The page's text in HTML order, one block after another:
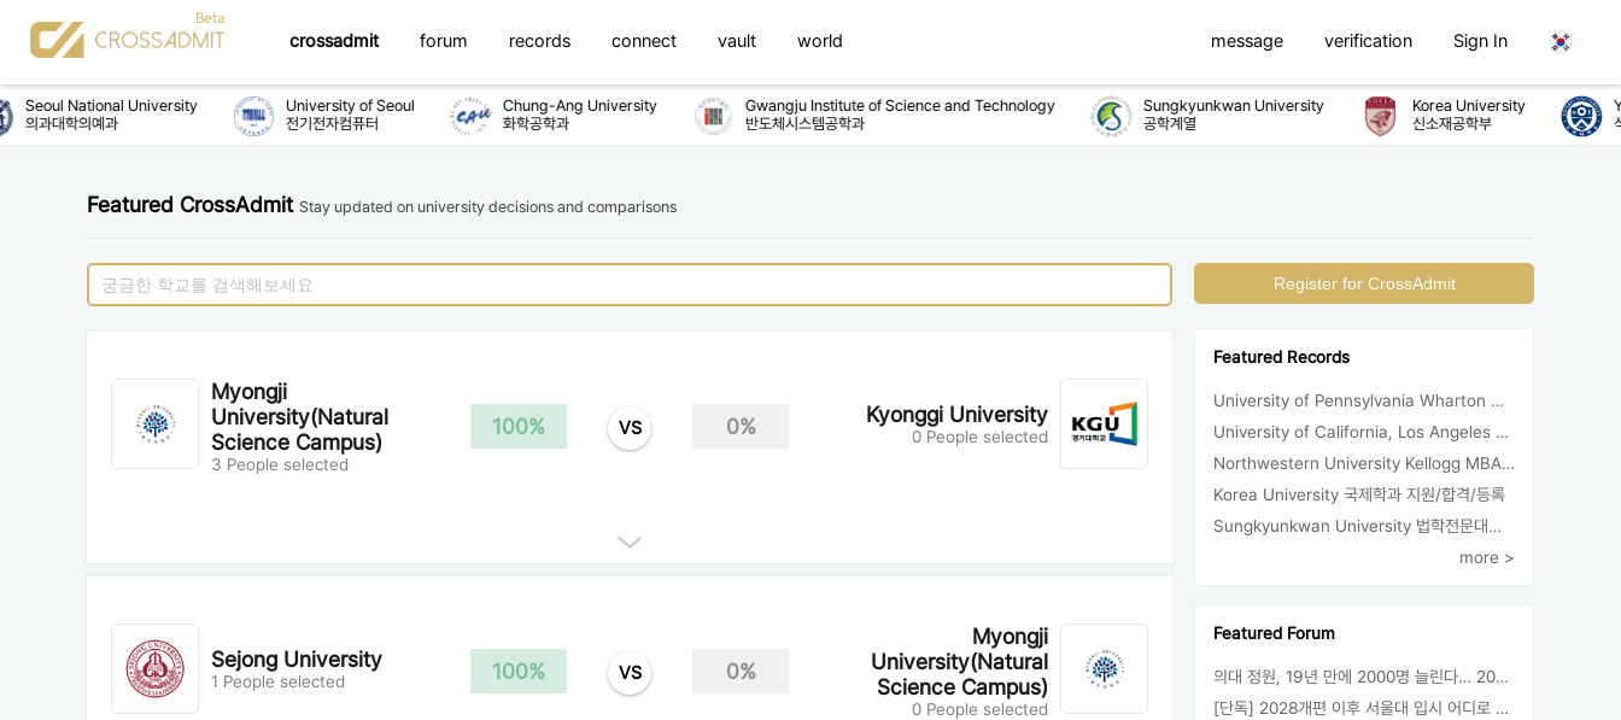
crossadmit forum records connect vault world message verification Sign In
Seoul National University
의과대학의예과
University of Seoul
전기전자컴퓨터
Chung-Ang University
화학공학과
Gwangju Institute of Science and Technology
반도체시스템공학과
Sungkyunkwan University
공학계열
Korea University
신소재공학부
Featured CrossAdmit Stay updated on university decisions and comparisons
Myongji
University(Natural
Science Campus)
3 People selected
100% VS 0% Kyonggi University
0 People selected
Sejong University
1 People selected 100% VS 0%
Myongji
University(Natural
Science Campus)
0 People selected
Register for CrossAdmit
Featured Records
University of Pennsylvania Wharton MBA 합격/등록
University of California, Los Angeles Sociology 합격
Northwestern University Kellogg MBA 합격
Korea University 국제학과 지원/합격/등록
Sungkyunkwan University 법학전문대학원 합격
more >
Featured Forum
의대 정원, 19년 만에 2000명 늘린다… 2025년 입시부터 적용
[단독] 2028개편 이후 서울대 입시 어디로 갈까.. ‘정시40% 폐지 추진’